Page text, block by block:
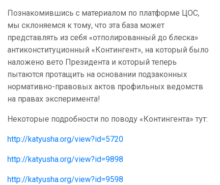
Познакомившись с материалом по платформе ЦОС,
мы склоняемся к тому, что эта база может
представлять из себя «отполированный до блеска»
антиконституционный «Контингент», на который было
наложено вето Президента и который теперь
пытаются протащить на основании подзаконных
нормативно-правовых актов профильных ведомств
на правах эксперимента!
Некоторые подробности по поводу «Контингента» тут:
http://katyusha.org/view?id=5720
http://katyusha.org/view?id=9898
http://katyusha.org/view?id=9598